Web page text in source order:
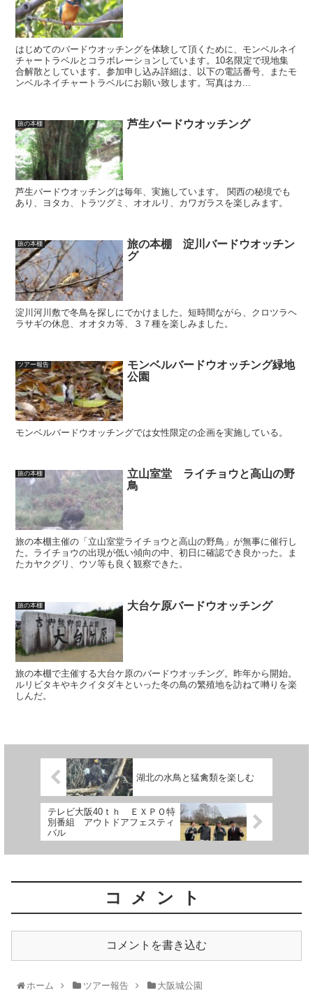
はじめてのバードウオッチングを体験して頂くために、モンベルネイ
チャートラベルとコラボレーションしています。10名限定で現地集
合解散としています。参加申し込み詳細は、以下の電話番号、またモ
ンベルネイチャートラベルにお願い致します。写真はカ...
旅の本棚 芦生バードウオッチング
芦生バードウオッチングは毎年、実施しています。 関西の秘境でも
あり、ヨタカ、トラツグミ、オオルリ、カワガラスを楽しみます。
旅の本棚
旅の本棚 淀川バードウオッチン
グ
淀川河川敷で冬鳥を探しにでかけました。短時間ながら、クロツラヘ
ラサギの休息、オオタカ等、３７種を楽しみました。
ツアー報告
モンベルバードウオッチング緑地
公園
モンベルバードウオッチングでは女性限定の企画を実施している。
旅の本棚
立山室堂 ライチョウと高山の野
鳥
旅の本棚主催の「立山室堂ライチョウと高山の野鳥」が無事に催行し
た。ライチョウの出現が低い傾向の中、初日に確認でき良かった。ま
たカヤクグリ、ウソ等も良く観察できた。
旅の本棚 大台ケ原バードウオッチング
旅の本棚で主催する大台ケ原のバードウオッチング。昨年から開始。
ルリビタキやキクイタダキといった冬の鳥の繁殖地を訪ねて囀りを楽
しんだ。
湖北の水鳥と猛禽類を楽しむ
テレビ大阪40ｔｈ ＥＸＰＯ特
別番組 アウトドアフェスティ
バル
コメント
コメントを書き込む
ホーム ツアー報告 大阪城公園